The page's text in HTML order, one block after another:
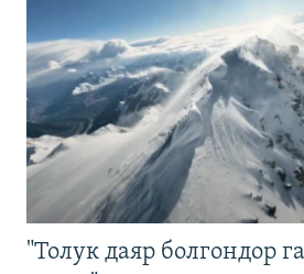
"Толук даяр болгондор